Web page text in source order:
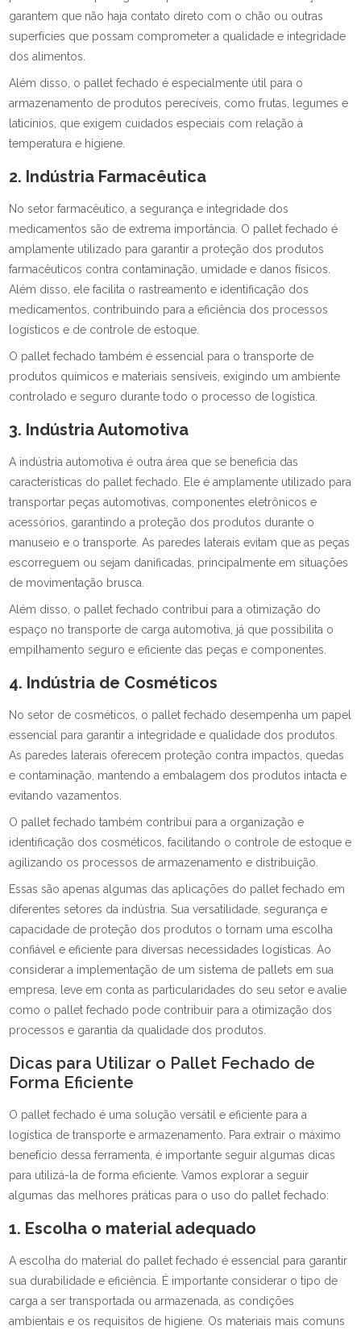
garantem que não haja contato direto com o chão ou outras
superfícies que possam comprometer a qualidade e integridade
dos alimentos.
Além disso, o pallet fechado é especialmente útil para o
armazenamento de produtos perecíveis, como frutas, legumes e
laticínios, que exigem cuidados especiais com relação à
temperatura e higiene.
2. Indústria Farmacêutica
No setor farmacêutico, a segurança e integridade dos
medicamentos são de extrema importância. O pallet fechado é
amplamente utilizado para garantir a proteção dos produtos
farmacêuticos contra contaminação, umidade e danos físicos.
Além disso, ele facilita o rastreamento e identificação dos
medicamentos, contribuindo para a eficiência dos processos
logísticos e de controle de estoque.
O pallet fechado também é essencial para o transporte de
produtos químicos e materiais sensíveis, exigindo um ambiente
controlado e seguro durante todo o processo de logística.
3. Indústria Automotiva
A indústria automotiva é outra área que se beneficia das
características do pallet fechado. Ele é amplamente utilizado para
transportar peças automotivas, componentes eletrônicos e
acessórios, garantindo a proteção dos produtos durante o
manuseio e o transporte. As paredes laterais evitam que as peças
escorreguem ou sejam danificadas, principalmente em situações
de movimentação brusca.
Além disso, o pallet fechado contribui para a otimização do
espaço no transporte de carga automotiva, já que possibilita o
empilhamento seguro e eficiente das peças e componentes.
4. Indústria de Cosméticos
No setor de cosméticos, o pallet fechado desempenha um papel
essencial para garantir a integridade e qualidade dos produtos.
As paredes laterais oferecem proteção contra impactos, quedas
e contaminação, mantendo a embalagem dos produtos intacta e
evitando vazamentos.
O pallet fechado também contribui para a organização e
identificação dos cosméticos, facilitando o controle de estoque e
agilizando os processos de armazenamento e distribuição.
Essas são apenas algumas das aplicações do pallet fechado em
diferentes setores da indústria. Sua versatilidade, segurança e
capacidade de proteção dos produtos o tornam uma escolha
confiável e eficiente para diversas necessidades logísticas. Ao
considerar a implementação de um sistema de pallets em sua
empresa, leve em conta as particularidades do seu setor e avalie
como o pallet fechado pode contribuir para a otimização dos
processos e garantia da qualidade dos produtos.
Dicas para Utilizar o Pallet Fechado de
Forma Eficiente
O pallet fechado é uma solução versátil e eficiente para a
logística de transporte e armazenamento. Para extrair o máximo
benefício dessa ferramenta, é importante seguir algumas dicas
para utilizá-la de forma eficiente. Vamos explorar a seguir
algumas das melhores práticas para o uso do pallet fechado:
1. Escolha o material adequado
A escolha do material do pallet fechado é essencial para garantir
sua durabilidade e eficiência. É importante considerar o tipo de
carga a ser transportada ou armazenada, as condições
ambientais e os requisitos de higiene. Os materiais mais comuns